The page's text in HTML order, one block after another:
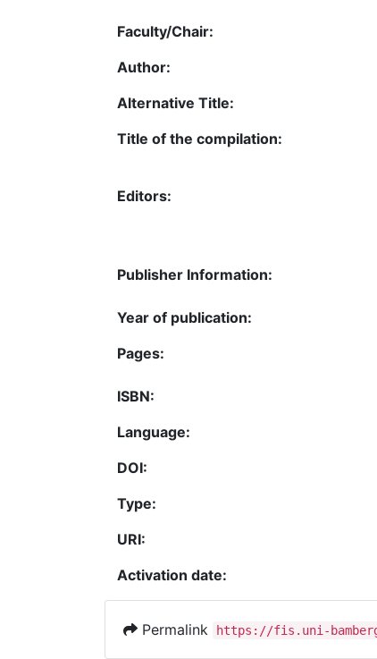
Faculty/Chair:
Author:
Alternative Title:
Title of the compilation:
Editors:
Publisher Information:
Year of publication:
Pages:
ISBN:
Language:
DOI:
Type:
URI:
Activation date:
Permalink https://fis.uni-